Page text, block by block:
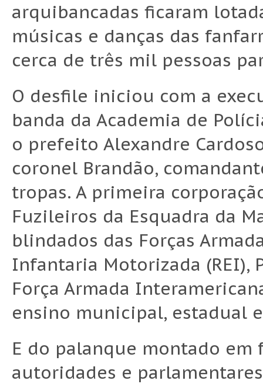
arquibancadas ficaram
músicas e danças das
cerca de três mil pessoas
O desfile iniciou com a
banda da Academia de
o prefeito Alexandre
coronel Brandão,
tropas. A primeira
Fuzileiros da Esquadra da
blindados das Forças
Infantaria Motorizada (REI),
Força Armada
ensino municipal, estadual
E do palanque montado em
autoridades e